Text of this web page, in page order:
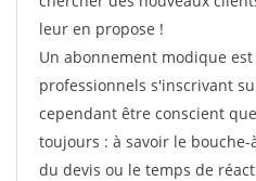
leur en propose !
Un abonnement modique
professionnels s'inscrivant
cependant être conscient
toujours : à savoir le
du devis ou le temps de